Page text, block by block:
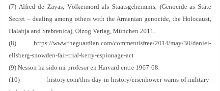
(7) Alfred de Zayas, Völkermord als Staatsgeheimnis, (Genocide as State
Secret – dealing among others with the Armenian genocide, the Holocaust,
Halabja and Srebrenica), Olzog Verlag, München 2011.
(8) https://www.theguardian.com/commentisfree/2014/may/30/daniel-
ellsberg-snowden-fair-trial-kerry-espionage-act
(9) Nesson ha sido mi profesor en Harvard entre 1967-68.
(10) history.com/this-day-in-history/eisenhower-warns-of-military-